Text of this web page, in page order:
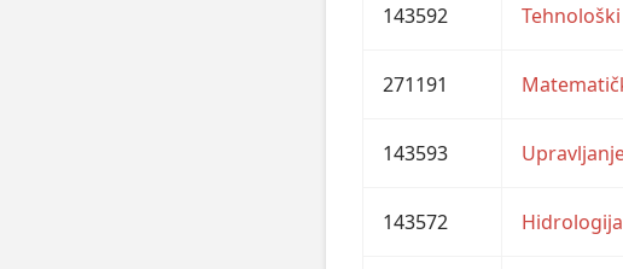
143592
271191
143593
143572